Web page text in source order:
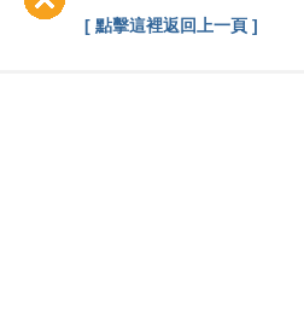
[ 點擊這裡返回上一頁 ]